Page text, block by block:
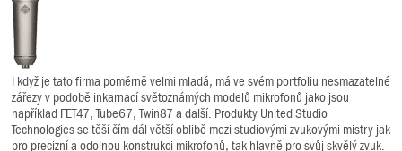
I když je tato firma poměrně velmi mladá, má ve svém portfoliu nesmazatelné
zářezy v podobě inkarnací světoznámých modelů mikrofonů jako jsou
například FET47, Tube67, Twin87 a další. Produkty United Studio
Technologies se těší čím dál větší oblibě mezi studiovými zvukovými mistry jak
pro precizní a odolnou konstrukci mikrofonů, tak hlavně pro svůj skvělý zvuk.